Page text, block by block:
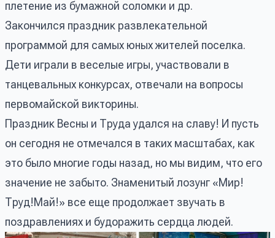
плетение из бумажной соломки и др.
Закончился праздник развлекательной
программой для самых юных жителей поселка.
Дети играли в веселые игры, участвовали в
танцевальных конкурсах, отвечали на вопросы
первомайской викторины.
Праздник Весны и Труда удался на славу! И пусть
он сегодня не отмечался в таких масштабах, как
это было многие годы назад, но мы видим, что его
значение не забыто. Знаменитый лозунг «Мир!
Труд!Май!» все еще продолжает звучать в
поздравлениях и будоражить сердца людей.